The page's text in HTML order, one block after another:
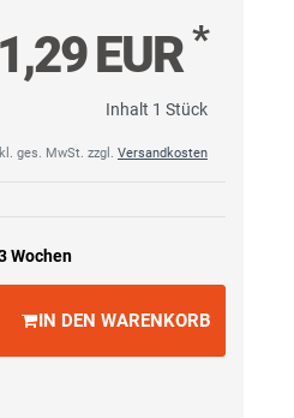
EUR*
Inhalt 1 Stück
ges. MwSt. zzgl. Versandkosten
Wochen
IN DEN WARENKORB